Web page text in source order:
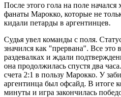
После этого гола на поле
фанаты Марокко, которые не
кидали петарды в аргентинцев.
Судья увел команды с поля.
значился как "прервана". Все
раздевалках и ждали
она продолжилась спустя два
счета 2:1 в пользу Марокко. У
аргентинца был офсайд. В итоге
минуты и игра закончилась